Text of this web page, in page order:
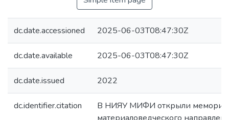
Simple item page
dc.date.accessioned 2025-06-03T08:47:30Z
dc.date.available 2025-06-03T08:47:30Z
dc.date.issued 2022